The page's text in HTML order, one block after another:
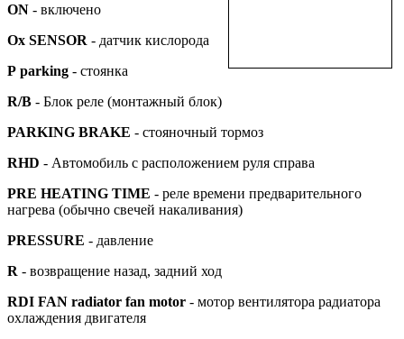
ON - включено
Ox SENSOR - датчик кислорода
Р parking - стоянка
R/B - Блок реле (монтажный блок)
PARKING BRAKE - стояночный тормоз
RHD - Автомобиль с расположением руля справа
PRE HEATING TIME - реле времени предварительного
нагрева (обычно свечей накаливания)
PRESSURE - давление
R - возвращение назад, задний ход
RDI FAN radiator fan motor - мотор вентилятора радиатора
охлаждения двигателя